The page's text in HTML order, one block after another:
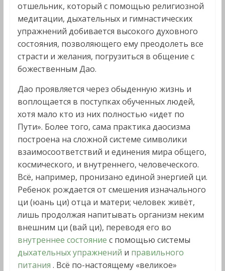
отшельник, который с помощью религиозной
медитации, дыхательных и гимнастических
упражнений добивается высокого духовного
состояния, позволяющего ему преодолеть все
страсти и желания, погрузиться в общение с
божественным Дао.
Дао проявляется через обыденную жизнь и
воплощается в поступках обученных людей,
хотя мало кто из них полностью «идет по
Пути». Более того, сама практика даосизма
построена на сложной системе символики
взаимосоответствий и единения мира общего,
космического, и внутреннего, человеческого.
Всё, например, пронизано единой энергией ци.
Ребенок рождается от смешения изначального
ци (юань ци) отца и матери; человек живёт,
лишь продолжая напитывать организм неким
внешним ци (вай ци), переводя его во
внутреннее состояние с помощью системы
дыхательных упражнений и правильного
питания . Всё по-настоящему «великое»